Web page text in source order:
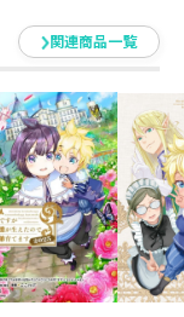
【鳳蝶】
関連商品一覧